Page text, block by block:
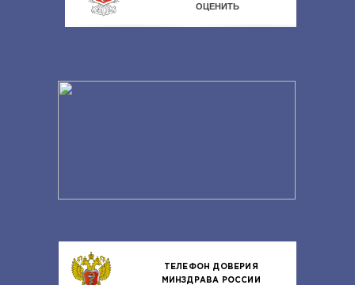
ТЕЛЕФОН ДОВЕРИЯ
МИНЗДРАВА РОССИИ